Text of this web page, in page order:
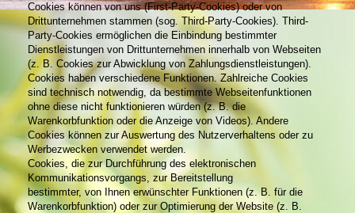
Cookies können von uns (First-Party-Cookies) oder von
Drittunternehmen stammen (sog. Third-Party-Cookies). Third-
Party-Cookies ermöglichen die Einbindung bestimmter
Dienstleistungen von Drittunternehmen innerhalb von Webseiten
(z. B. Cookies zur Abwicklung von Zahlungsdienstleistungen).
Cookies haben verschiedene Funktionen. Zahlreiche Cookies
sind technisch notwendig, da bestimmte Webseitenfunktionen
ohne diese nicht funktionieren würden (z. B. die
Warenkorbfunktion oder die Anzeige von Videos). Andere
Cookies können zur Auswertung des Nutzerverhaltens oder zu
Werbezwecken verwendet werden.
Cookies, die zur Durchführung des elektronischen
Kommunikationsvorgangs, zur Bereitstellung
bestimmter, von Ihnen erwünschter Funktionen (z. B. für die
Warenkorbfunktion) oder zur Optimierung der Website (z. B.